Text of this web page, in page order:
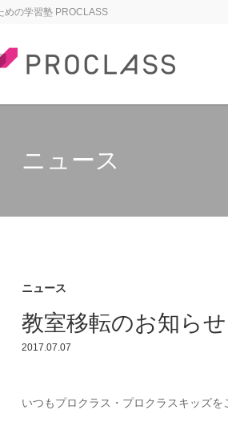
めの学習塾 PROCLASS
ニュース
ニュース
教室移転のお知らせ
2017.07.07
いつもプロクラス・プロクラスキッズを